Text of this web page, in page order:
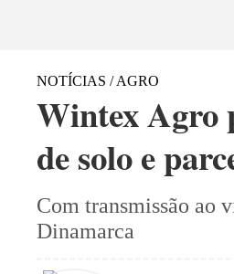
NOTÍCIAS / AGRO
Wintex Agro
de solo e
Com transmissão ao
Dinamarca